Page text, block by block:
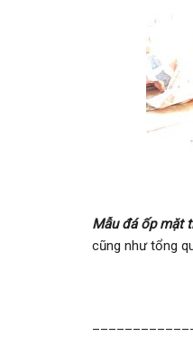
Mẫu đá ốp mặt
cũng như tổng